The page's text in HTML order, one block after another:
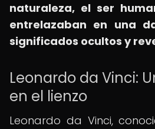
naturaleza, el ser
entrelazaban en una
significados ocultos y
Leonardo da Vinci:
en el lienzo
Leonardo da Vinci,